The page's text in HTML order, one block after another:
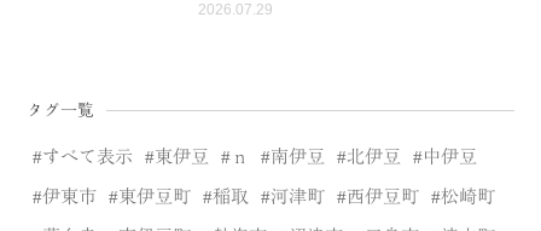
2026.07.29
タグ一覧
すべて表示 東伊豆 ｎ 南伊豆 北伊豆 中伊豆
伊東市 東伊豆町 稲取 河津町 西伊豆町 松崎町